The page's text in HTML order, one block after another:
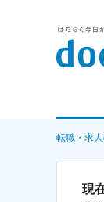
詳細
転職・求
現